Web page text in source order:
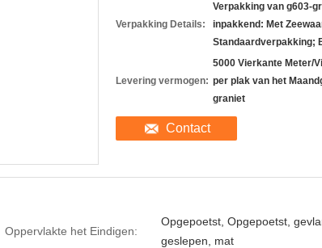
Verpakking Details:
Verpakking van g603-
inpakkend: Met
Standaardverpakking;
Levering vermogen:
5000 Vierkante Meter/
per plak van het
graniet
Contact
Oppervlakte het Eindigen:
Opgepoetst, Opgepoetst,
geslepen, mat